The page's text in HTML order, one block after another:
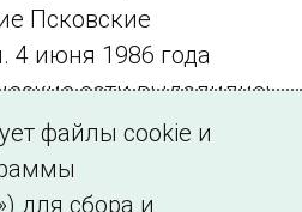
Псковские
4 июня 1986 года
сети выделились
и были
файлы cookie и
для сбора и